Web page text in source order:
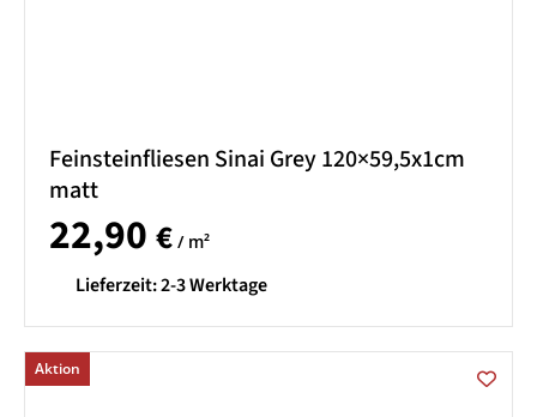
Feinsteinfliesen Sinai Grey 120×59,5x1cm
matt
22,90 € / m²
Lieferzeit:2-3 Werktage
Aktion